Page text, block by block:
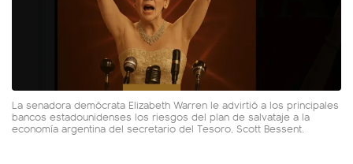
La senadora demócrata Elizabeth Warren le advirtió a los principales
bancos estadounidenses los riesgos del plan de salvataje a la
economía argentina del secretario del Tesoro, Scott Bessent.